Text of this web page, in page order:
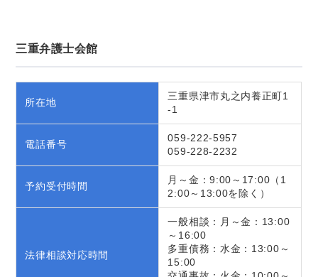
三重弁護士会館
所在地
三重県津市丸之内養正町1
-1
電話番号
059-222-5957
059-228-2232
予約受付時間
月～金：9:00～17:00（1
2:00～13:00を除く）
法律相談対応時間
一般相談：月～金：13:00
～16:00
多重債務：水金：13:00～
15:00